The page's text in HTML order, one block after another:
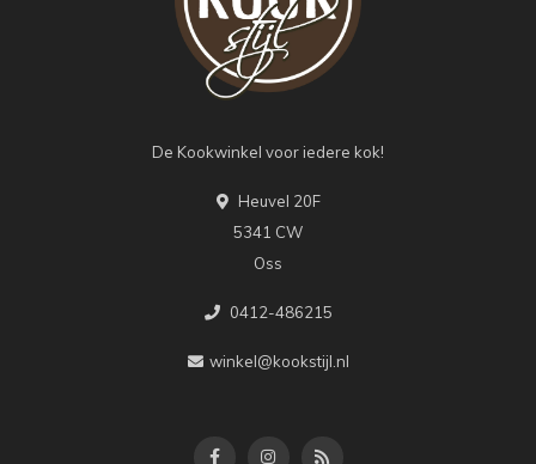
De Kookwinkel voor iedere kok!
Heuvel 20F
5341 CW
Oss
0412-486215
winkel@kookstijl.nl